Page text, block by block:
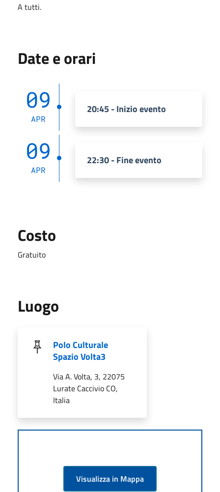
A tutti.
Date e orari
09
APR
20:45 - Inizio evento
09
APR
22:30 - Fine evento
Costo
Gratuito
Luogo
Polo Culturale
Spazio Volta3
Via A. Volta, 3, 22075
Lurate Caccivio CO,
Italia
Visualizza in Mappa